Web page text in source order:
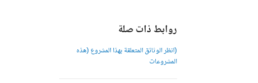
روابط ذات صلة
(انظر الوثائق المتعلقة بهذا المشروع (هذه
المشروعات